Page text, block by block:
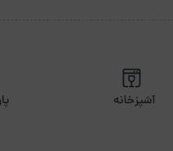
آشپزخانه